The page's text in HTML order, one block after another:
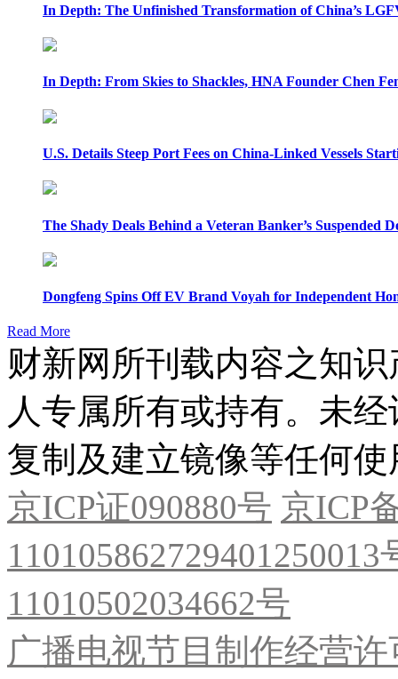
In Depth: The Unfinished Transformation of China’s
In Depth: From Skies to Shackles, HNA Founder Chen
U.S. Details Steep Port Fees on China-Linked Vessels
The Shady Deals Behind a Veteran Banker’s Suspended
Dongfeng Spins Off EV Brand Voyah for Independent
Read More
财新网所刊载内容之知
人专属所有或持有。未
复制及建立镜像等任何使
京ICP证090880号 京ICP
11010502034662号
广播电视节目制作经营